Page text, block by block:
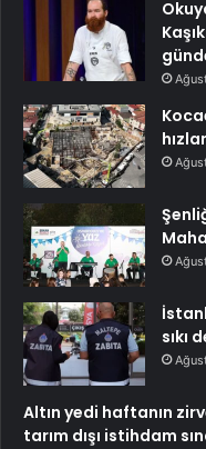
sıkı
Altın yedi haftanın
tarım dışı istihdam